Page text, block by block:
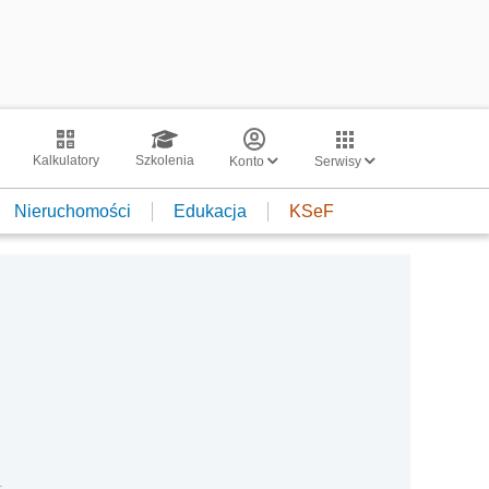
Kalkulatory Szkolenia Konto Serwisy
Nieruchomości Edukacja KSeF